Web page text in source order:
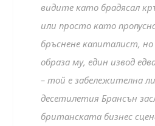
видите като брадясал
или просто като
бръснене капиталист,
образа му, един извод
– той е забележителна
десетилетия Брансън
британската бизнес